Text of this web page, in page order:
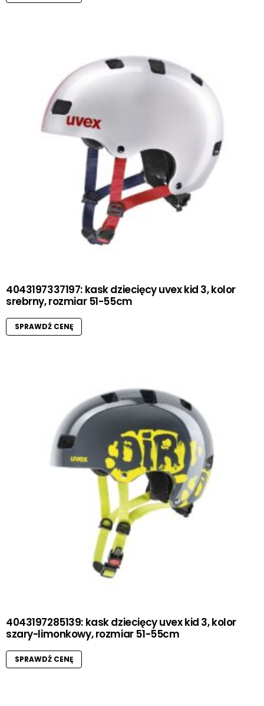
4043197337197: kask dziecięcy uvex kid 3, kolor
srebrny, rozmiar 51-55cm
SPRAWDŹ CENĘ
4043197285139: kask dziecięcy uvex kid 3, kolor
szary-limonkowy, rozmiar 51-55cm
SPRAWDŹ CENĘ